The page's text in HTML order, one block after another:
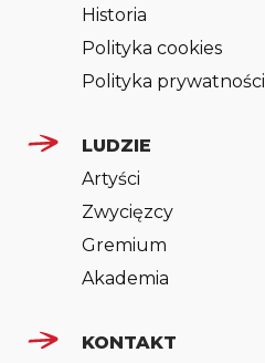
Historia
Polityka cookies
Polityka prywatności
LUDZIE
Artyści
Zwycięzcy
Gremium
Akademia
KONTAKT